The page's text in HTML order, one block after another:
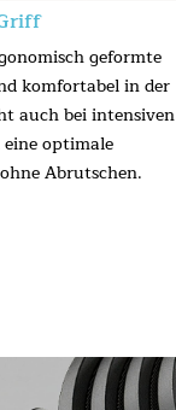
geformte
komfortabel in der
auch bei intensiven
optimale
Abrutschen.